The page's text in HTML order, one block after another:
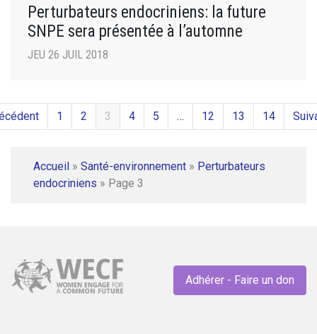
Perturbateurs endocriniens: la future
SNPE sera présentée à l’automne
JEU 26 JUIL 2018
1 2 3 4 5 … 12 13 14
Accueil » Santé-environnement » Perturbateurs
endocriniens » Page 3
Adhérer - Faire un don